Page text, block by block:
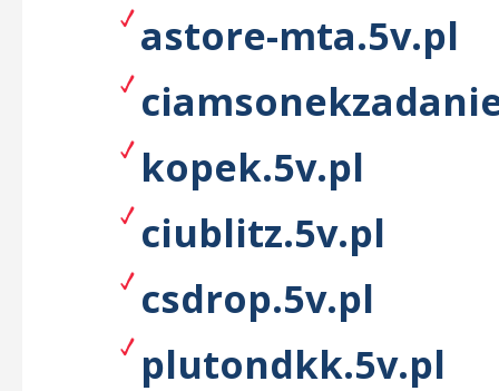
astore-mta.5v.pl
kopek.5v.pl
ciublitz.5v.pl
csdrop.5v.pl
plutondkk.5v.pl